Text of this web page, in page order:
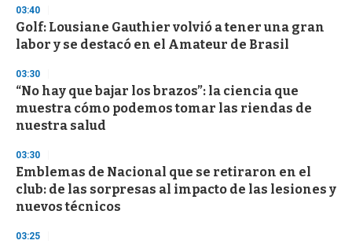
s
e
c
o
d
s
03:40
Golf: Lousiane Gauthier volvió a tener una gran
labor y se destacó en el Amateur de Brasil
03:30
“No hay que bajar los brazos”: la ciencia que
muestra cómo podemos tomar las riendas de
nuestra salud
03:30
Emblemas de Nacional que se retiraron en el
club: de las sorpresas al impacto de las lesiones y
nuevos técnicos
03:25